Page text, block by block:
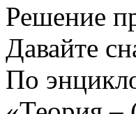
Решение
Давайте
По